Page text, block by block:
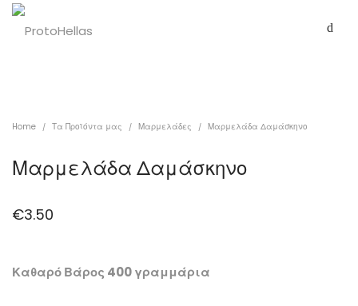
Home / Τα Προϊόντα μας / Μαρμελάδες / Μαρμελάδα Δαμάσκηνο
Μαρμελάδα Δαμάσκηνο
€3.50
Καθαρό Βάρος 400 γραμμάρια